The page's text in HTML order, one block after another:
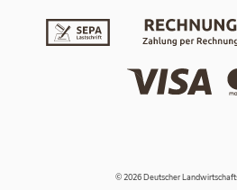
© 2026 Deutscher